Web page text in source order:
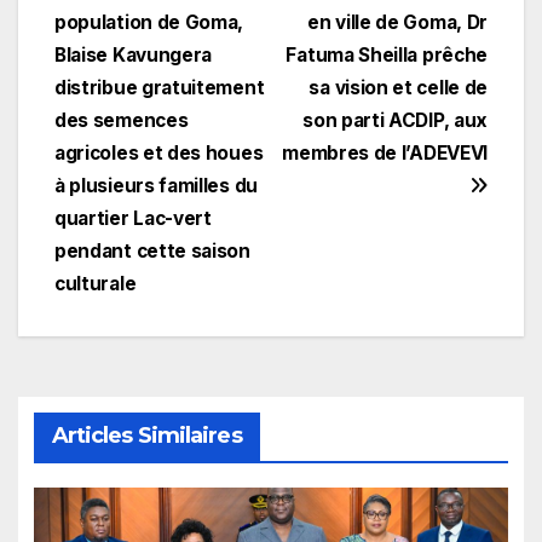
de
l’article
en ville de Goma, Dr
Fatuma Sheilla prêche
sa vision et celle de
son parti ACDIP, aux
membres de l’ADEVEVI
population de Goma,
Blaise Kavungera
distribue gratuitement
des semences
agricoles et des houes
à plusieurs familles du
quartier Lac-vert
pendant cette saison
culturale
Articles Similaires